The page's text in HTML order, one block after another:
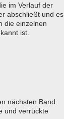
im Verlauf der
abschließt und es
die einzelnen
ist.
nächsten Band
und verrückte